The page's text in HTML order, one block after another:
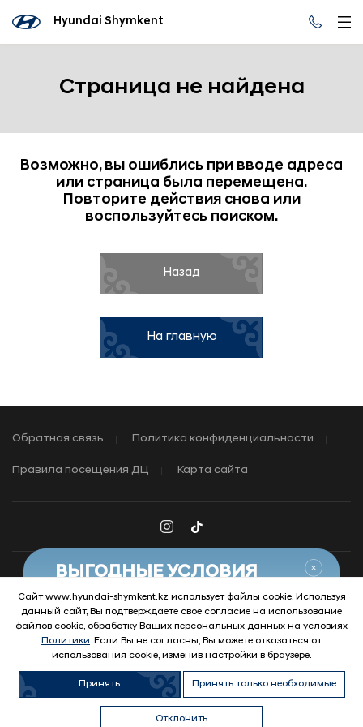
Hyundai Shymkent
Страница не найдена
Возможно, вы ошиблись при вводе адреса
или страница была перемещена.
Повторите действия снова или
воспользуйтесь поиском.
Назад
На главную
Обратная связь Политика конфиденциальности
Правила посещения ДЦ Карта сайта
© 2026 Hyundai Motor Company
Сайт www.hyundai-shymkent.kz использует файлы cookie. Используя
данный сайт, Вы подтверждаете свое согласие на использование
файлов cookie, обработку Ваших персональных данных на условиях
Политики. Если Вы не согласны, Вы можете отказаться от
использования cookie, изменив настройки в браузере.
Принять Принять только необходимые
Отклонить
Продать
Купить авто с
пробегом
Обменять
автомобиль
Купить в
кредит
ВЫГОДНЫЕ УСЛОВИЯ
НА АВТОМОБИЛИ HYUNDAI
Узнать условия
WhatsApp